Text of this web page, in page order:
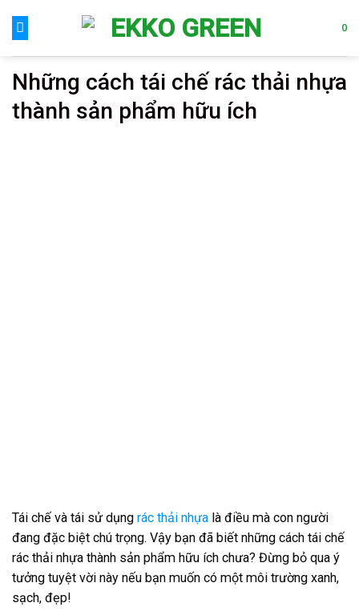
0
Những cách tái chế rác thải nhựa
thành sản phẩm hữu ích
Tái chế và tái sử dụng rác thải nhựa là điều mà con người
đang đặc biệt chú trọng. Vậy bạn đã biết những cách tái chế
rác thải nhựa thành sản phẩm hữu ích chưa? Đừng bỏ qua ý
tưởng tuyệt vời này nếu bạn muốn có một môi trường xanh,
sạch, đẹp!